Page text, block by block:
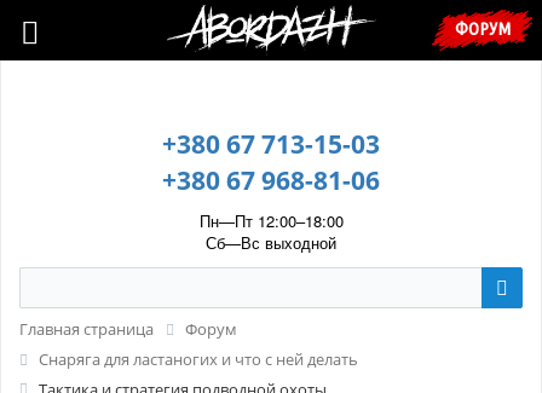
🇺🇦 У зв’язку з воєнним станом, прохання уточнювати ціну та
наявність у менеджера. 🇺🇦
+380 67 713-15-03
+380 67 968-81-06
Пн—Пт 12:00–18:00
Сб—Вс выходной
ФОРУМ
Главная страница
Форум
Cнаряга для ластаногих и что с ней делать